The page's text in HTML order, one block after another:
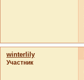
winterlily
Участник